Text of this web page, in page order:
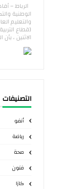
الرباط –
الوطنية
والتعليم
(قطاع
الاثنين ،
التصنيفات
أنفو
رياضة
صحة
فنون
كازا